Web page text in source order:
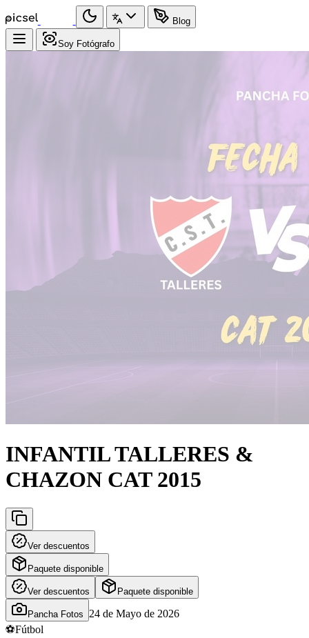
Blog
Soy Fotógrafo
INFANTIL TALLERES &
CHAZON CAT 2015
Ver descuentos
Paquete disponible
Ver descuentos Paquete disponible
Pancha Fotos
24 de Mayo de 2026
⚽Fútbol